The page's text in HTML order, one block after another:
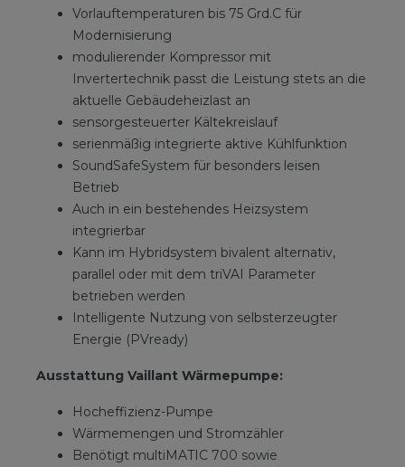
Vorlauftemperaturen bis 75 Grd.C für
Modernisierung
modulierender Kompressor mit
Invertertechnik passt die Leistung stets an die
aktuelle Gebäudeheizlast an
sensorgesteuerter Kältekreislauf
serienmäßig integrierte aktive Kühlfunktion
SoundSafeSystem für besonders leisen
Betrieb
Auch in ein bestehendes Heizsystem
integrierbar
Kann im Hybridsystem bivalent alternativ,
parallel oder mit dem triVAI Parameter
betrieben werden
Intelligente Nutzung von selbsterzeugter
Energie (PVready)
Ausstattung Vaillant Wärmepumpe:
Hocheffizienz-Pumpe
Wärmemengen und Stromzähler
Benötigt multiMATIC 700 sowie